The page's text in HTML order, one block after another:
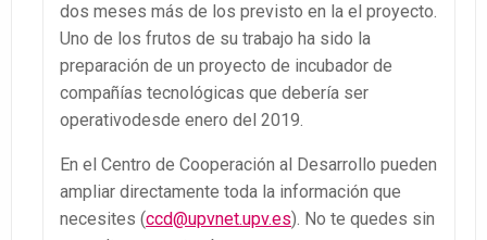
dos meses más de los previsto en la el proyecto.
Uno de los frutos de su trabajo ha sido la
preparación de un proyecto de incubador de
compañías tecnológicas que debería ser
operativodesde enero del 2019.
En el Centro de Cooperación al Desarrollo pueden
ampliar directamente toda la información que
necesites (ccd@upvnet.upv.es). No te quedes sin